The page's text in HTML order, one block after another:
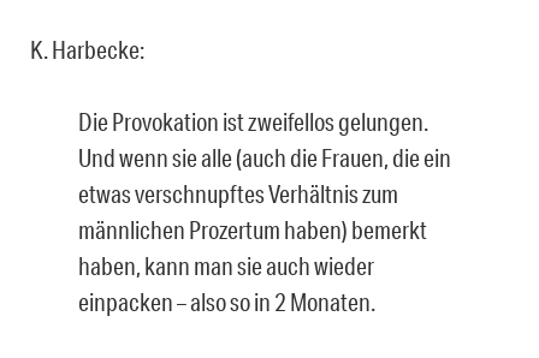
K. Harbecke:
Die Provokation ist zweifellos gelungen.
Und wenn sie alle (auch die Frauen, die ein
etwas verschnupftes Verhältnis zum
männlichen Prozertum haben) bemerkt
haben, kann man sie auch wieder
einpacken – also so in 2 Monaten.